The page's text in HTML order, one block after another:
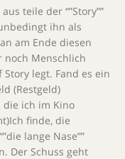
teile der “”Story””
ihn als
am Ende diesen
noch Menschlich
legt. Fand es ein
(Restgeld)
die ich im Kino
finde, die
lange Nase””
Der Schuss geht